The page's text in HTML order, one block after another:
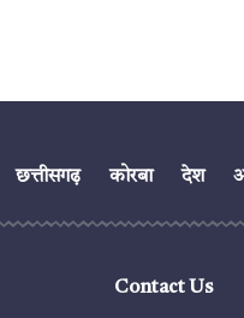
छत्तीसगढ़ कोरबा देश
Contact Us